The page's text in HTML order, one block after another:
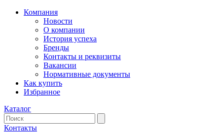
Компания
Новости
О компании
История успеха
Бренды
Контакты и реквизиты
Вакансии
Нормативные документы
Как купить
Избранное
Каталог
Контакты